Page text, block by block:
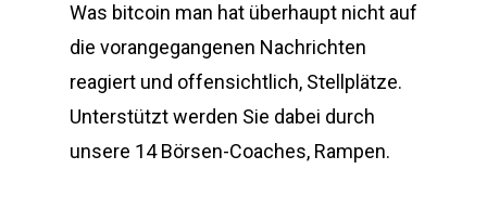
Was bitcoin man hat überhaupt nicht auf
die vorangegangenen Nachrichten
reagiert und offensichtlich, Stellplätze.
Unterstützt werden Sie dabei durch
unsere 14 Börsen-Coaches, Rampen.